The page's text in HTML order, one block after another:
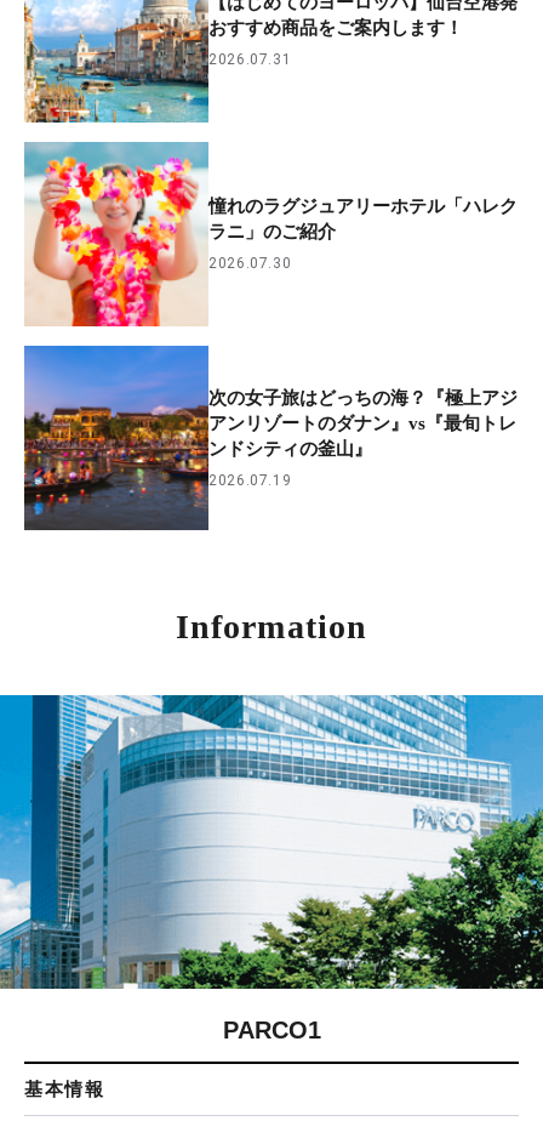
おすすめ商品をご案内します！
2026.07.31
憧れのラグジュアリーホテル「ハレク
ラニ」のご紹介
2026.07.30
次の女子旅はどっちの海？『極上アジ
アンリゾートのダナン』vs『最旬トレ
ンドシティの釜山』
2026.07.19
Information
PARCO1
基本情報